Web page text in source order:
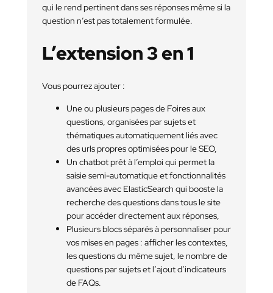
qui le rend pertinent dans ses réponses même si la
question n’est pas totalement formulée.
L’extension 3 en 1
Vous pourrez ajouter :
Une ou plusieurs pages de Foires aux
questions, organisées par sujets et
thématiques automatiquement liés avec
des urls propres optimisées pour le SEO,
Un chatbot prêt à l’emploi qui permet la
saisie semi-automatique et fonctionnalités
avancées avec ElasticSearch qui booste la
recherche des questions dans tous le site
pour accéder directement aux réponses,
Plusieurs blocs séparés à personnaliser pour
vos mises en pages : afficher les contextes,
les questions du même sujet, le nombre de
questions par sujets et l’ajout d’indicateurs
de FAQs.